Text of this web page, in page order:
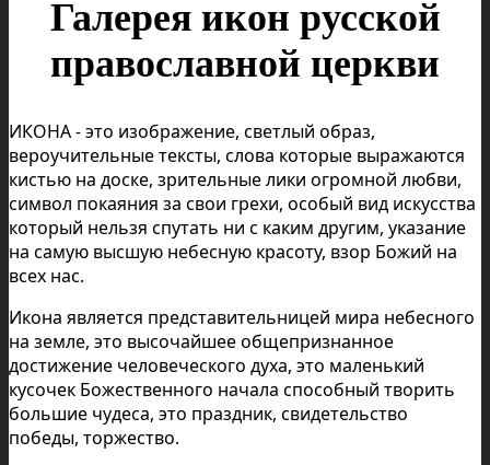
Галерея икон русской
православной церкви
ИКОНА - это изображение, светлый образ,
вероучительные тексты, слова которые выражаются
кистью на доске, зрительные лики огромной любви,
символ покаяния за свои грехи, особый вид искусства
который нельзя спутать ни с каким другим, указание
на самую высшую небесную красоту, взор Божий на
всех нас.
Икона является представительницей мира небесного
на земле, это высочайшее общепризнанное
достижение человеческого духа, это маленький
кусочек Божественного начала способный творить
большие чудеса, это праздник, свидетельство
победы, торжество.